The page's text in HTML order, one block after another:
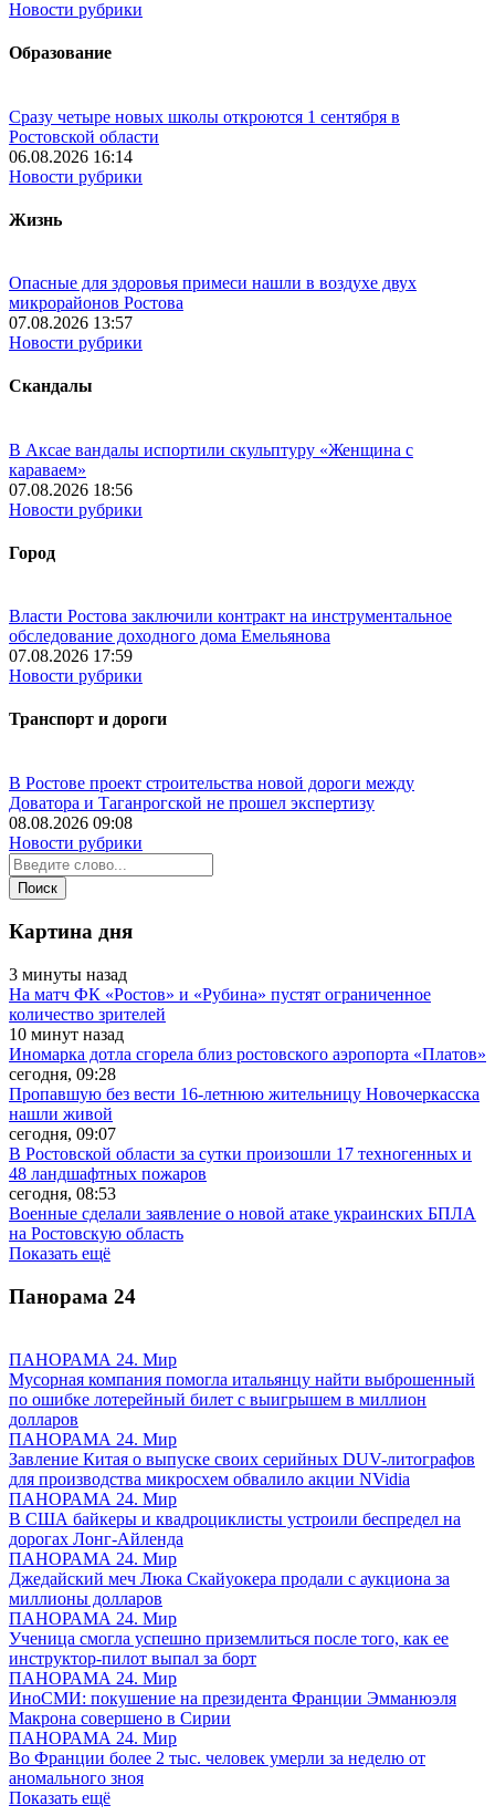
Новости рубрики
Образование
Сразу четыре новых школы откроются 1 сентября в
Ростовской области
06.08.2026 16:14
Новости рубрики
Жизнь
Опасные для здоровья примеси нашли в воздухе двух
микрорайонов Ростова
07.08.2026 13:57
Новости рубрики
Скандалы
В Аксае вандалы испортили скульптуру «Женщина с
караваем»
07.08.2026 18:56
Новости рубрики
Город
Власти Ростова заключили контракт на инструментальное
обследование доходного дома Емельянова
07.08.2026 17:59
Новости рубрики
Транспорт и дороги
В Ростове проект строительства новой дороги между
Доватора и Таганрогской не прошел экспертизу
08.08.2026 09:08
Новости рубрики
Картина дня
3 минуты назад
На матч ФК «Ростов» и «Рубина» пустят ограниченное
количество зрителей
10 минут назад
Иномарка дотла сгорела близ ростовского аэропорта «Платов»
сегодня, 09:28
Пропавшую без вести 16-летнюю жительницу Новочеркасска
нашли живой
сегодня, 09:07
В Ростовской области за сутки произошли 17 техногенных и
48 ландшафтных пожаров
сегодня, 08:53
Военные сделали заявление о новой атаке украинских БПЛА
на Ростовскую область
Показать ещё
Панорама 24
ПАНОРАМА 24. Мир
Мусорная компания помогла итальянцу найти выброшенный
по ошибке лотерейный билет с выигрышем в миллион
долларов
ПАНОРАМА 24. Мир
Завление Китая о выпуске своих серийных DUV-литографов
для производства микросхем обвалило акции NVidia
ПАНОРАМА 24. Мир
В США байкеры и квадроциклисты устроили беспредел на
дорогах Лонг-Айленда
ПАНОРАМА 24. Мир
Джедайский меч Люка Скайуокера продали с аукциона за
миллионы долларов
ПАНОРАМА 24. Мир
Ученица смогла успешно приземлиться после того, как ее
инструктор-пилот выпал за борт
ПАНОРАМА 24. Мир
ИноСМИ: покушение на президента Франции Эмманюэля
Макрона совершено в Сирии
ПАНОРАМА 24. Мир
Во Франции более 2 тыс. человек умерли за неделю от
аномального зноя
Показать ещё